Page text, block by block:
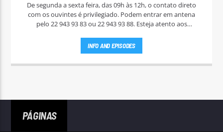
De segunda a sexta feira, das 09h às 12h, o contato direto
com os ouvintes é privilegiado. Podem entrar em antena
pelo 22 943 93 83 ou 22 943 93 88. Esteja atento aos
INFO AND EPISODES
PÁGINAS